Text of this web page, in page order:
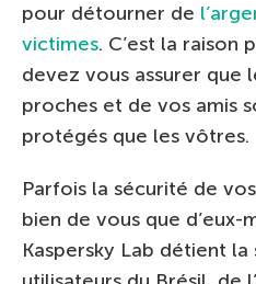
pour détourner de
victimes. C’est la raison
devez vous assurer que
proches et de vos amis
protégés que les vôtres.
Parfois la sécurité de
bien de vous que d’eux-
Kaspersky Lab détient la